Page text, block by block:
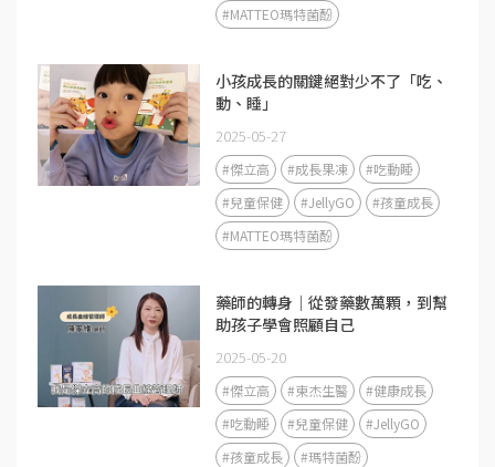
#MATTEO瑪特菌酚
小孩成長的關鍵絕對少不了「吃、
動、睡」
2025-05-27
#傑立高 #成長果凍
#吃動睡
#兒童保健
#JellyGO
#孩童成長
#MATTEO瑪特菌酚
藥師的轉身｜從發藥數萬顆，到幫
助孩子學會照顧自己
2025-05-20
#傑立高 #東杰生醫
#健康成長
#吃動睡
#兒童保健
#JellyGO
#孩童成長
#瑪特菌酚